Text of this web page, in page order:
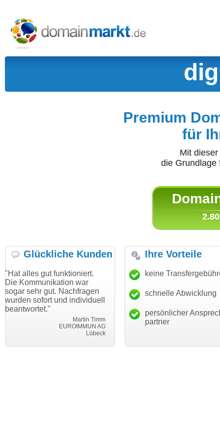
Premium
für
Mit
die
Glückliche Kunden
funktioniert.
war
Nachfragen
und individuell
"Danke für den schnellen
Transfer und guten Service!"
Thomas Schäfer
i can eckert communication GmbH
"Ich bin
haben.
mein
Ihre Vorteile
keine
schnelle Abwicklung
persönlicher
partner